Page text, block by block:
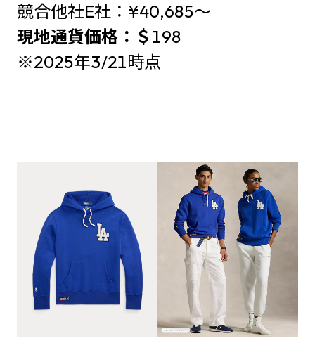
競合他社E社：¥40,685～
現地通貨価格：＄ 198
※2025年3/21時点